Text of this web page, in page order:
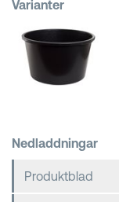
Varianter
Nedladdningar
Produktblad